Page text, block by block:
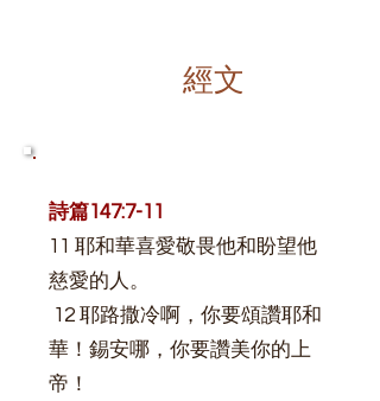
經文
詩篇147:7-11
11 耶和華喜愛敬畏他和盼望他
慈愛的人。
12 耶路撒冷啊，你要頌讚耶和
華！錫安哪，你要讚美你的上
帝！